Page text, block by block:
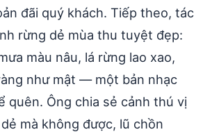
đãi quý khách. Tiếp theo, tác
rừng dẻ mùa thu tuyệt đẹp:
màu nâu, lá rừng lao xao,
như mật — một bản nhạc
quên. Ông chia sẻ cảnh thú vị
mà không được, lũ chồn